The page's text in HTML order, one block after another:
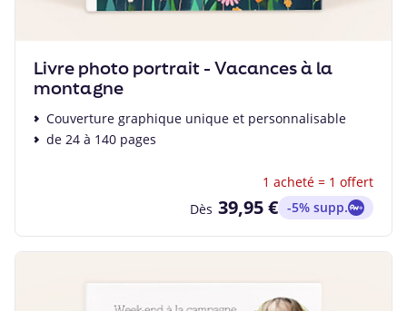
Livre photo portrait - Vacances à la
montagne
Couverture graphique unique et personnalisable
de 24 à 140 pages
1 acheté = 1 offert
Dès 39,95 € -5% supp.